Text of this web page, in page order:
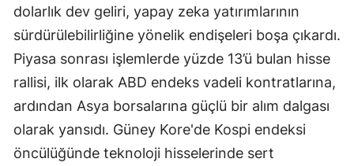
dolarlık dev geliri, yapay zeka yatırımlarının
sürdürülebilirliğine yönelik endişeleri boşa çıkardı.
Piyasa sonrası işlemlerde yüzde 13’ü bulan hisse
rallisi, ilk olarak ABD endeks vadeli kontratlarına,
ardından Asya borsalarına güçlü bir alım dalgası
olarak yansıdı. Güney Kore'de Kospi endeksi
öncülüğünde teknoloji hisselerinde sert